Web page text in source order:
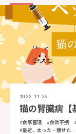
2022.11.29
猫の腎臓病【
#食事管理 #食欲不振
#最近、太った・痩せた